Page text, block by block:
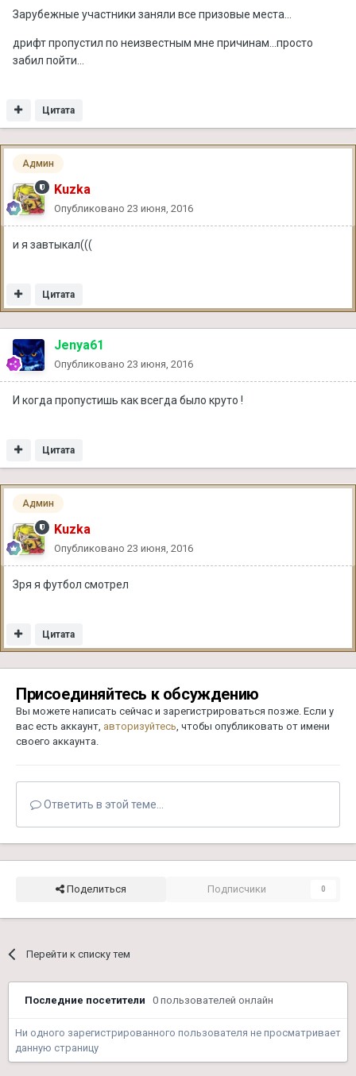
Зарубежные участники заняли все призовые места...
дрифт пропустил по неизвестным мне причинам...просто
забил пойти...
Цитата
Админ
Kuzka
Опубликовано 23 июня, 2016
и я завтыкал(((
Цитата
Jenya61
Опубликовано 23 июня, 2016
И когда пропустишь как всегда было круто !
Цитата
Админ
Kuzka
Опубликовано 23 июня, 2016
Зря я футбол смотрел
Цитата
Присоединяйтесь к обсуждению
Вы можете написать сейчас и зарегистрироваться позже. Если у
вас есть аккаунт, авторизуйтесь , чтобы опубликовать от имени
своего аккаунта.
Ответить в этой теме...
Поделиться Подписчики 0
Перейти к списку тем
Последние посетители 0 пользователей онлайн
Ни одного зарегистрированного пользователя не просматривает
данную страницу